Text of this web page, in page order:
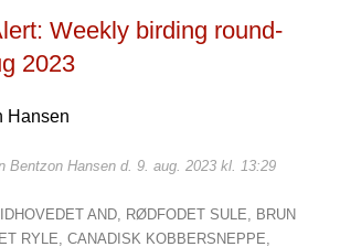
Weekly birding round-
2023
Hansen
Bentzon Hansen d. 9. aug. 2023 kl. 13:29
AND, RØDFODET SULE, BRUN
RYLE, CANADISK KOBBERSNEPPE,